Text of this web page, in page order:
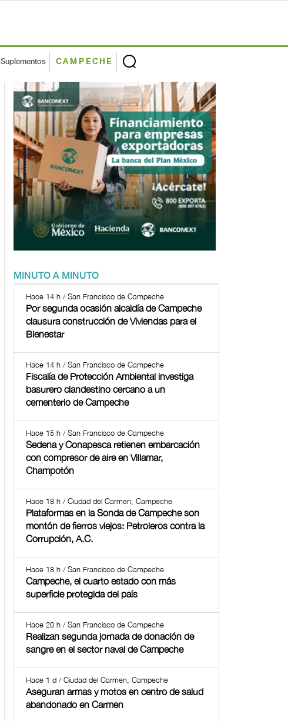
Suplementos CAMPECHE
MINUTO A MINUTO
Hace 14 h / San Francisco de Campeche
Por segunda ocasión alcaldía de Campeche
clausura construcción de Viviendas para el
Bienestar
Hace 14 h / San Francisco de Campeche
Fiscalía de Protección Ambiental investiga
basurero clandestino cercano a un
cementerio de Campeche
Hace 15 h / San Francisco de Campeche
Sedena y Conapesca retienen embarcación
con compresor de aire en Villamar,
Champotón
Hace 18 h / Ciudad del Carmen, Campeche
Plataformas en la Sonda de Campeche son
montón de fierros viejos: Petroleros contra la
Corrupción, A.C.
Hace 18 h / San Francisco de Campeche
Campeche, el cuarto estado con más
superficie protegida del país
Hace 20 h / San Francisco de Campeche
Realizan segunda jornada de donación de
sangre en el sector naval de Campeche
Hace 1 d / Ciudad del Carmen, Campeche
Aseguran armas y motos en centro de salud
abandonado en Carmen